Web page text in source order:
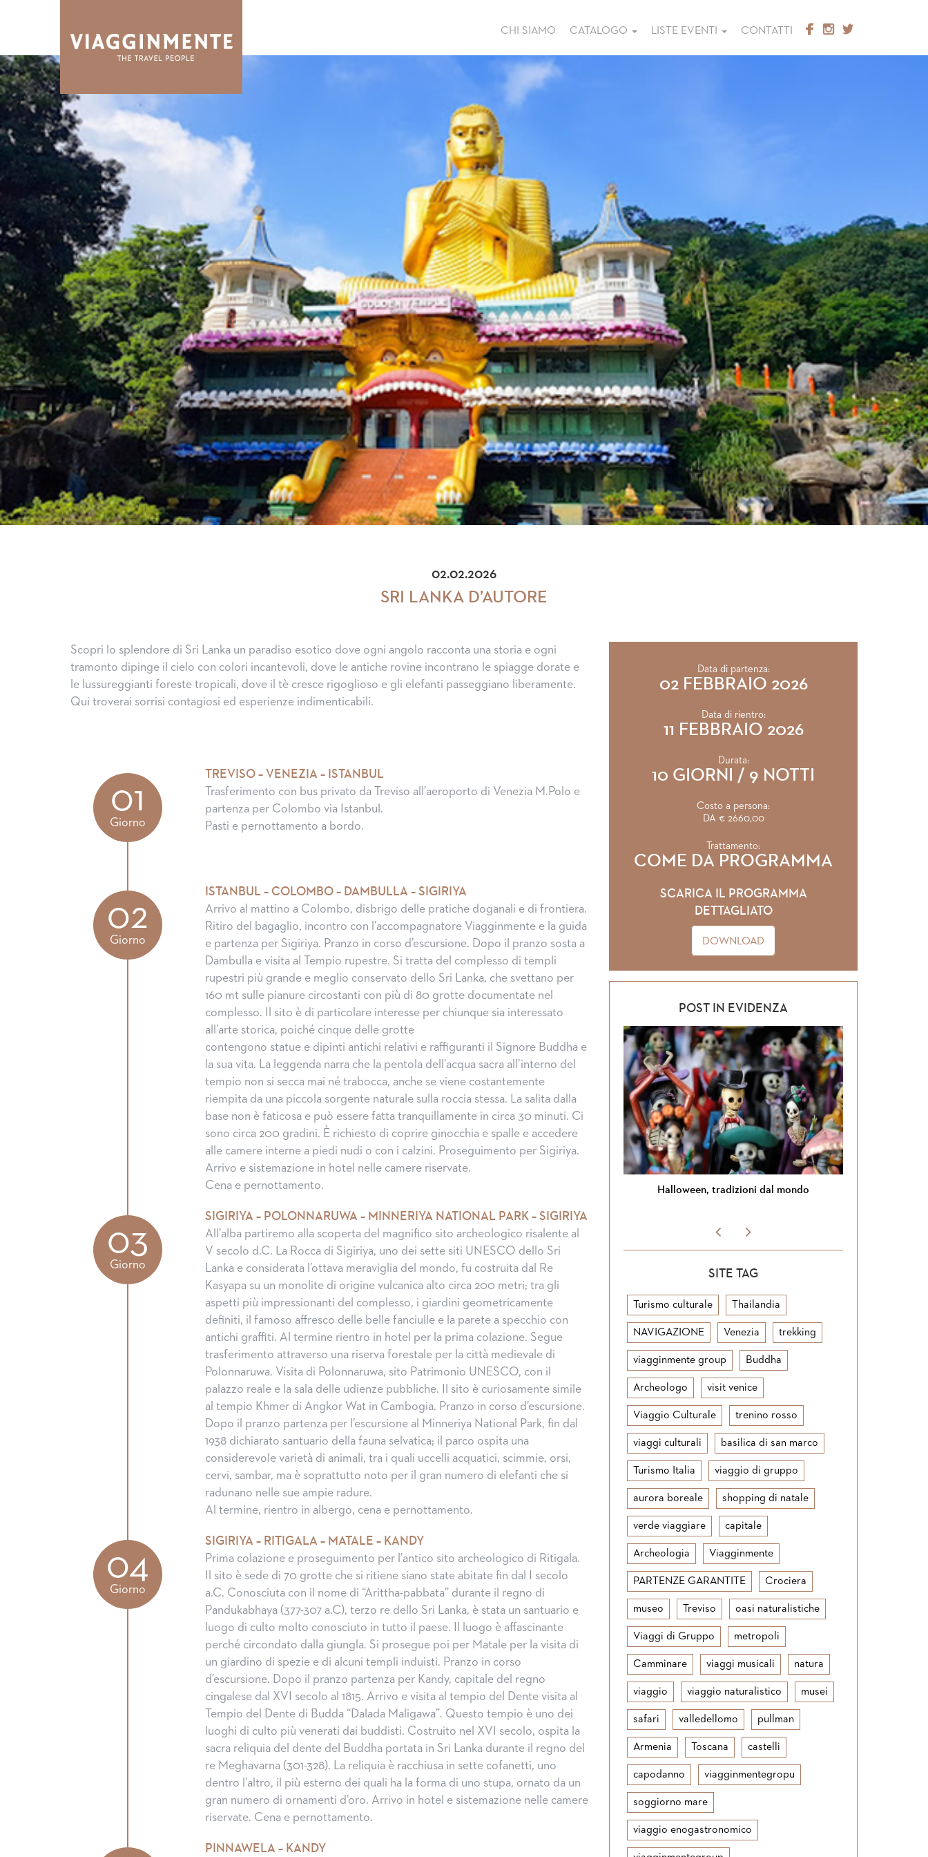
CHI SIAMO CATALOGO LISTE EVENTI CONTATTI
02.02.2026
SRI LANKA D’AUTORE
Scopri lo splendore di Sri Lanka un paradiso esotico dove ogni angolo racconta una storia e ogni
tramonto dipinge il cielo con colori incantevoli, dove le antiche rovine incontrano le spiagge dorate e
le lussureggianti foreste tropicali, dove il tè cresce rigoglioso e gli elefanti passeggiano liberamente.
Qui troverai sorrisi contagiosi ed esperienze indimenticabili.
01
Giorno
TREVISO – VENEZIA – ISTANBUL
Trasferimento con bus privato da Treviso all’aeroporto di Venezia M.Polo e
partenza per Colombo via Istanbul.
Pasti e pernottamento a bordo.
02
Giorno
ISTANBUL – COLOMBO – DAMBULLA – SIGIRIYA
Arrivo al mattino a Colombo, disbrigo delle pratiche doganali e di frontiera.
Ritiro del bagaglio, incontro con l’accompagnatore Viagginmente e la guida
e partenza per Sigiriya. Pranzo in corso d’escursione. Dopo il pranzo sosta a
Dambulla e visita al Tempio rupestre. Si tratta del complesso di templi
rupestri più grande e meglio conservato dello Sri Lanka, che svettano per
160 mt sulle pianure circostanti con più di 80 grotte documentate nel
complesso. Il sito è di particolare interesse per chiunque sia interessato
all’arte storica, poiché cinque delle grotte
contengono statue e dipinti antichi relativi e raffiguranti il Signore Buddha e
la sua vita. La leggenda narra che la pentola dell’acqua sacra all’interno del
tempio non si secca mai né trabocca, anche se viene costantemente
riempita da una piccola sorgente naturale sulla roccia stessa. La salita dalla
base non è faticosa e può essere fatta tranquillamente in circa 30 minuti. Ci
sono circa 200 gradini. È richiesto di coprire ginocchia e spalle e accedere
alle camere interne a piedi nudi o con i calzini. Proseguimento per Sigiriya.
Arrivo e sistemazione in hotel nelle camere riservate.
Cena e pernottamento.
03
Giorno
SIGIRIYA – POLONNARUWA – MINNERIYA NATIONAL PARK – SIGIRIYA
All’alba partiremo alla scoperta del magnifico sito archeologico risalente al
V secolo d.C. La Rocca di Sigiriya, uno dei sette siti UNESCO dello Sri
Lanka e considerata l’ottava meraviglia del mondo, fu costruita dal Re
Kasyapa su un monolite di origine vulcanica alto circa 200 metri; tra gli
aspetti più impressionanti del complesso, i giardini geometricamente
definiti, il famoso affresco delle belle fanciulle e la parete a specchio con
antichi graffiti. Al termine rientro in hotel per la prima colazione. Segue
trasferimento attraverso una riserva forestale per la città medievale di
Polonnaruwa. Visita di Polonnaruwa, sito Patrimonio UNESCO, con il
palazzo reale e la sala delle udienze pubbliche. Il sito è curiosamente simile
al tempio Khmer di Angkor Wat in Cambogia. Pranzo in corso d’escursione.
Dopo il pranzo partenza per l’escursione al Minneriya National Park, fin dal
1938 dichiarato santuario della fauna selvatica; il parco ospita una
considerevole varietà di animali, tra i quali uccelli acquatici, scimmie, orsi,
cervi, sambar, ma è soprattutto noto per il gran numero di elefanti che si
radunano nelle sue ampie radure.
Al termine, rientro in albergo, cena e pernottamento.
04
Giorno
SIGIRIYA – RITIGALA – MATALE – KANDY
Prima colazione e proseguimento per l’antico sito archeologico di Ritigala.
Il sito è sede di 70 grotte che si ritiene siano state abitate fin dal I secolo
a.C. Conosciuta con il nome di “Arittha-pabbata” durante il regno di
Pandukabhaya (377-307 a.C), terzo re dello Sri Lanka, è stata un santuario e
luogo di culto molto conosciuto in tutto il paese. Il luogo è affascinante
perché circondato dalla giungla. Si prosegue poi per Matale per la visita di
un giardino di spezie e di alcuni templi induisti. Pranzo in corso
d’escursione. Dopo il pranzo partenza per Kandy, capitale del regno
cingalese dal XVI secolo al 1815. Arrivo e visita al tempio del Dente visita al
Tempio del Dente di Budda “Dalada Maligawa”. Questo tempio è uno dei
luoghi di culto più venerati dai buddisti. Costruito nel XVI secolo, ospita la
sacra reliquia del dente del Buddha portata in Sri Lanka durante il regno del
re Meghavarna (301-328). La reliquia è racchiusa in sette cofanetti, uno
dentro l’altro, il più esterno dei quali ha la forma di uno stupa, ornato da un
gran numero di ornamenti d’oro. Arrivo in hotel e sistemazione nelle camere
riservate. Cena e pernottamento.
PINNAWELA – KANDY
Data di partenza:
02 FEBBRAIO 2026
Data di rientro:
11 FEBBRAIO 2026
Durata:
10 GIORNI / 9 NOTTI
Costo a persona:
DA € 2660,00
Trattamento:
COME DA PROGRAMMA
SCARICA IL PROGRAMMA
DETTAGLIATO
DOWNLOAD
POST IN EVIDENZA
Halloween, tradizioni dal mondo
SITE TAG
Turismo culturale Thailandia
NAVIGAZIONE Venezia trekking
viagginmente group Buddha
Archeologo visit venice
Viaggio Culturale trenino rosso
viaggi culturali basilica di san marco
Turismo Italia viaggio di gruppo
aurora boreale shopping di natale
verde viaggiare capitale
Archeologia Viagginmente
PARTENZE GARANTITE Crociera
museo Treviso oasi naturalistiche
Viaggi di Gruppo metropoli
Camminare viaggi musicali natura
viaggio viaggio naturalistico musei
safari valledellomo pullman
Armenia Toscana castelli
capodanno viagginmentegropu
soggiorno mare
viaggio enogastronomico